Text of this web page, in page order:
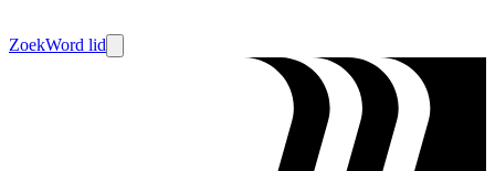
ZoekWord lid